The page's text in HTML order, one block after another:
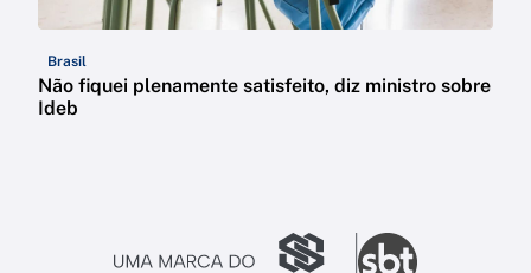
Brasil
Não fiquei plenamente satisfeito, diz ministro sobre
Ideb